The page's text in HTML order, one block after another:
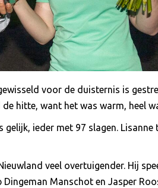
voor de duisternis is
hitte, want het was warm, heel
gelijk, ieder met 97 slagen. Lisanne
veel overtuigender. Hij
Manschot en Jasper